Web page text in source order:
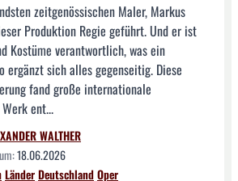
zeitgenössischen Maler, Markus
Produktion Regie geführt. Und er ist
Kostüme verantwortlich, was ein
ergänzt sich alles gegenseitig. Diese
fand große internationale
ent...
WALTHER
18.06.2026
LänderDeutschlandOper